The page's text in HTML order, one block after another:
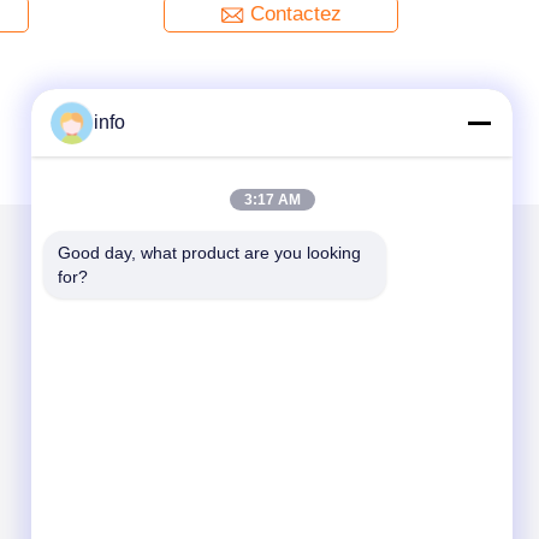
Contactez
Mail nous
info
3:17 AM
Good day, what product are you looking
for?